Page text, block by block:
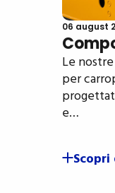
06 august
Le
per
e…